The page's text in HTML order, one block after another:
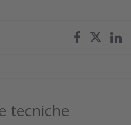
tecniche